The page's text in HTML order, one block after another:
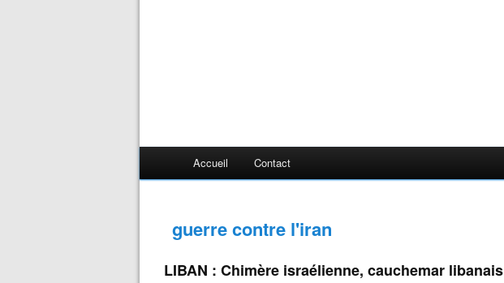
Accueil Contact
guerre contre l'iran
LIBAN : Chimère israélienne, cauchemar libanais